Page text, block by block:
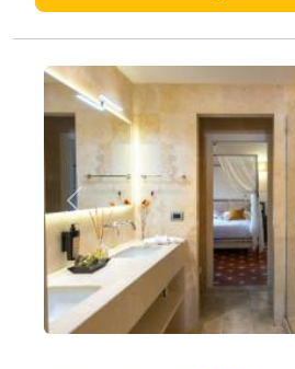
Zurück